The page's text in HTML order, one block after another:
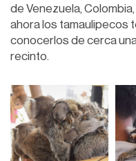
de Venezuela,
ahora los tamaulipecos
conocerlos de cerca
recinto.